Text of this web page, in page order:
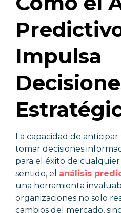
Impulsa
La capacidad de
tomar decisiones
para el éxito de
sentido, el análisis
una herramienta
organizaciones no solo
cambios del mercado,